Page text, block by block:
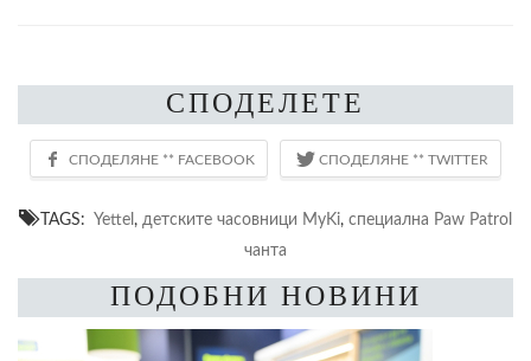
СПОДЕЛЕТЕ
TAGS: Yettel , детските часовници MyKi, специална Paw Patrol
чанта
ПОДОБНИ НОВИНИ